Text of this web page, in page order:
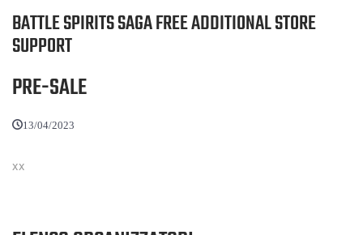
BATTLE SPIRITS SAGA FREE ADDITIONAL STORE
SUPPORT
PRE-SALE
13/04/2023
xx